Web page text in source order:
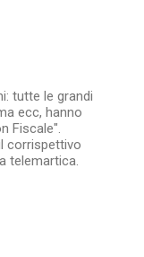
tutte le grandi
ecc, hanno
Fiscale".
corrispettivo
telemartica.